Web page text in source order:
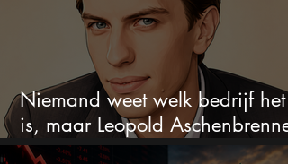
Niemand weet welk bedrijf het
is, maar Leopold Aschenbrenner
zet er nu $500 miljoen op